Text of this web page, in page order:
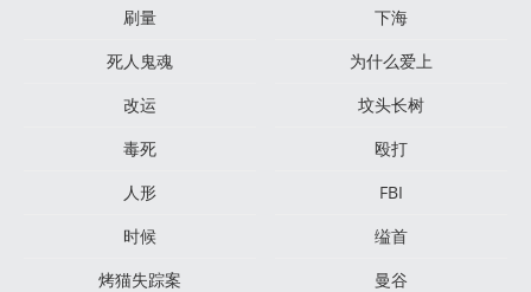
刷量
下海
死人鬼魂
为什么爱上
改运
坟头长树
毒死
殴打
人形
FBI
时候
缢首
烤猫失踪案
曼谷